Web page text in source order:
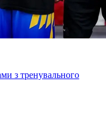
з тренувального